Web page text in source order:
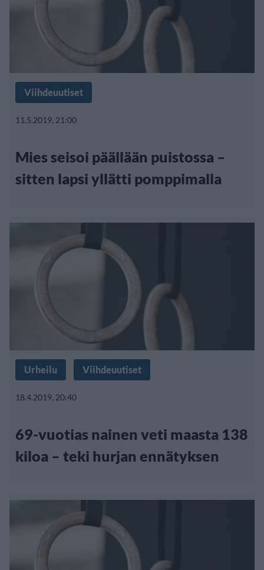
Viihdeuutiset
11.5.2019, 21:00
Mies seisoi päällään puistossa –
sitten lapsi yllätti pomppimalla
Urheilu Viihdeuutiset
18.4.2019, 20:40
69-vuotias nainen veti maasta 138
kiloa – teki hurjan ennätyksen